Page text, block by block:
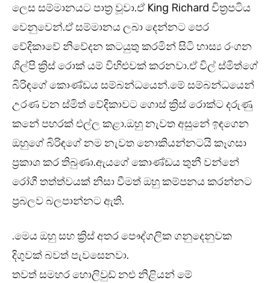
ලෙස සම්මානයට පාත්‍ර වූවා.ඒ King Richard චිත්‍රපටිය
වෙනුවෙන්.ඒ සම්මානය ලබා දෙන්නට පෙර
වේදිකාවේ නිවේදන කටයුතු කරමින් සිටි හාස්‍ය රංගන
ශිල්පි ක්‍රිස් රොක් යම් විහිළුවක් කරනවා.ඒ විල් ස්මිත්ගේ
බිරිඳගේ කොණ්ඩය සම්බන්ධයෙන්.මේ සම්බන්ධයෙන්
උරණ වන ස්මිත් වේදිකාවට ගොස් ක්‍රිස් රොක්ට දරුණු
කනේ පහරක් එල්ල කළා.ඔහු නැවත අසුනේ ඉඳගෙන
ඔහුගේ බිරිඳගේ නම නැවත නොකියන්නටයි කෑගසා
ප්‍රකාශ කර තිබුණා.ඇයගේ කොණ්ඩය තුනී වන්නේ
රෝගී තත්ත්වයක් නිසා වීමත් ඔහු කම්පනය කරන්නට
ප්‍රබලව බලපාන්නට ඇති.
.මෙය ඔහු සහ ක්‍රිස් අතර පෞද්ගලික ගනුදෙනුවක
දිගුවක් බවත් පැවසෙනවා.
තවත් සමහර හොලිවුඩ් නළු නිළියන් මේ